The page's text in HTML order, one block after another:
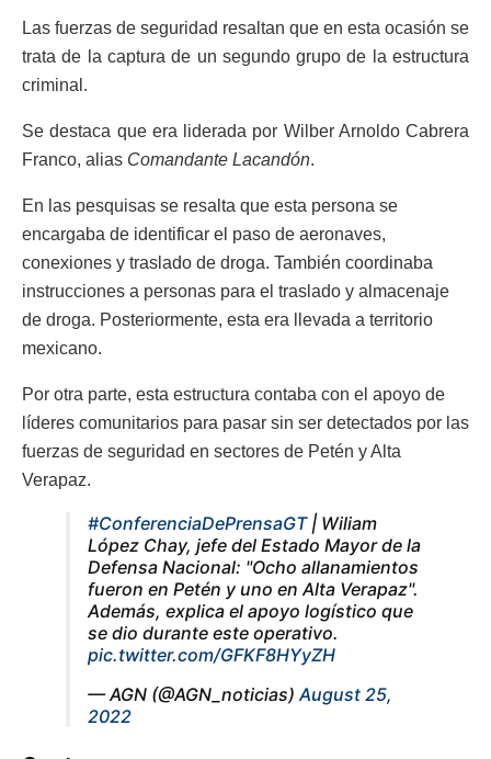
Las fuerzas de seguridad resaltan que en esta ocasión se
trata de la captura de un segundo grupo de la estructura
criminal.
Se destaca que era liderada por Wilber Arnoldo Cabrera
Franco, alias Comandante Lacandón.
En las pesquisas se resalta que esta persona se
encargaba de identificar el paso de aeronaves,
conexiones y traslado de droga. También coordinaba
instrucciones a personas para el traslado y almacenaje
de droga. Posteriormente, esta era llevada a territorio
mexicano.
Por otra parte, esta estructura contaba con el apoyo de
líderes comunitarios para pasar sin ser detectados por las
fuerzas de seguridad en sectores de Petén y Alta
Verapaz.
#ConferenciaDePrensaGT| Wiliam
López Chay, jefe del Estado Mayor de la
Defensa Nacional: "Ocho allanamientos
fueron en Petén y uno en Alta Verapaz".
Además, explica el apoyo logístico que
se dio durante este operativo.
pic.twitter.com/GFKF8HYyZH
— AGN (@AGN_noticias) August 25,
2022